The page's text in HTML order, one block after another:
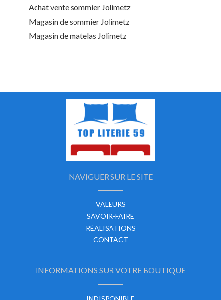
Achat vente sommier Jolimetz
Magasin de sommier Jolimetz
Magasin de matelas Jolimetz
NAVIGUER SUR LE SITE
VALEURS
SAVOIR-FAIRE
RÉALISATIONS
CONTACT
INFORMATIONS SUR VOTRE BOUTIQUE
INDISPONIBLE